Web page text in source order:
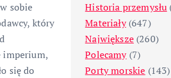
sobie
który
imperium,
się do
Historia przemysłu
Materiały(647)
Największe(260)
Polecamy(7)
Porty morskie (143)